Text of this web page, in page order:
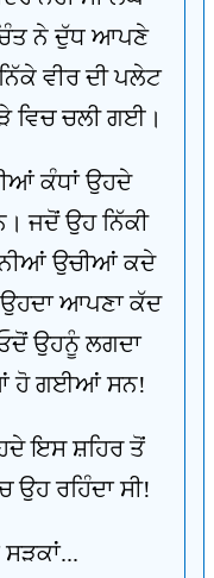
ਨੇ ਦੁੱਧ ਆਪਣੇ
ਵੀਰ ਦੀ ਪਲੇਟ
ਵਿਚ ਚਲੀ ਗਈ।
ਕੰਧਾਂ ਉਹਦੇ
ਜਦੋਂ ਉਹ ਨਿੱਕੀ
ਉਚੀਆਂ ਕਦੇ
ਆਪਣਾ ਕੱਦ
ਉਹਨੂੰ ਲਗਦਾ
ਹੋ ਗਈਆਂ ਸਨ!
ਇਸ ਸ਼ਹਿਰ ਤੋਂ
ਰਹਿੰਦਾ ਸੀ!